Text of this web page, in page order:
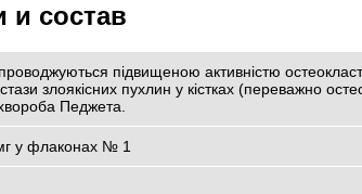
и состав
підвищеною активністю
злоякісних пухлин у кістках (переважно
Педжета.
у флаконах № 1